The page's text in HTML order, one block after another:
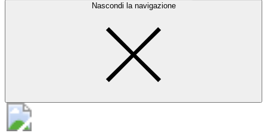
Nascondi la navigazione